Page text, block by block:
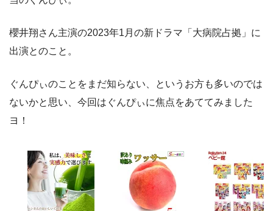
櫻井翔さん主演の2023年1月の新ドラマ「大病院占拠」に
出演とのこと。
ぐんぴぃのことをまだ知らない、というお方も多いのでは
ないかと思い、今回はぐんぴぃに焦点をあててみました
ヨ！